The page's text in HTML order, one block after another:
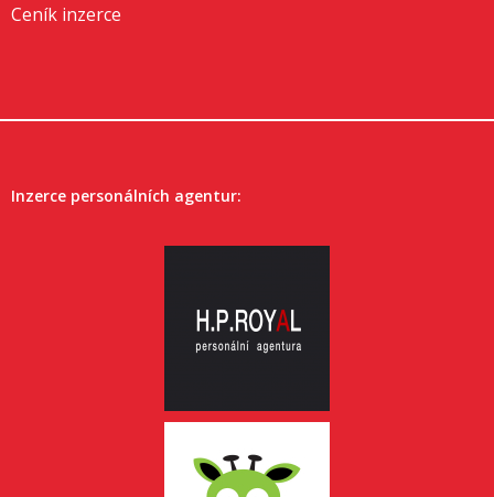
Ceník inzerce
Inzerce personálních agentur: